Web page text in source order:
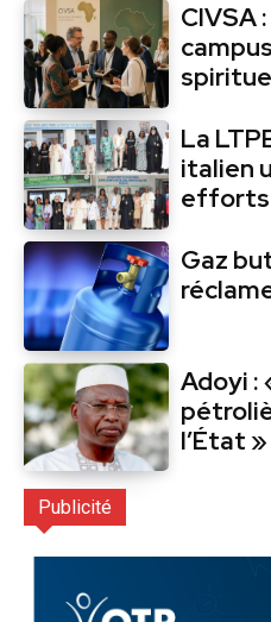
CIVSA
La
italien
efforts
Gaz
Adoyi :
l’État »
Publicité